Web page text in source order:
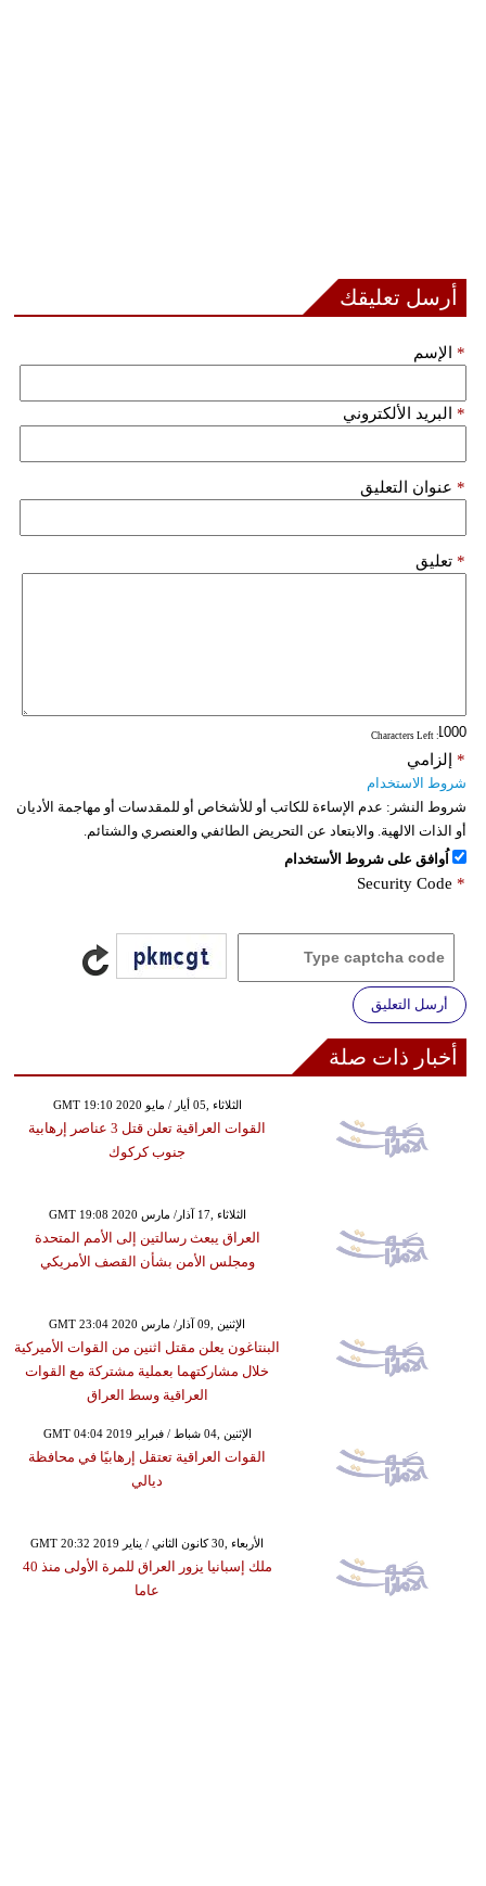
أرسل تعليقك
الإسم *
البريد الألكتروني *
عنوان التعليق *
تعليق *
: Characters Left
إلزامي *
شروط الاستخدام
شروط النشر: عدم الإساءة للكاتب أو للأشخاص أو للمقدسات أو مهاجمة الأديان
أو الذات الالهية. والابتعاد عن التحريض الطائفي والعنصري والشتائم.
اُوافق على شروط الأستخدام
Security Code *
أرسل التعليق
أخبار ذات صلة
GMT 19:10 2020 الثلاثاء ,05 أيار / مايو
القوات العراقية تعلن قتل 3 عناصر إرهابية
جنوب كركوك
GMT 19:08 2020 الثلاثاء ,17 آذار/ مارس
العراق يبعث رسالتين إلى الأمم المتحدة
ومجلس الأمن بشأن القصف الأمريكي
GMT 23:04 2020 الإثنين ,09 آذار/ مارس
البنتاغون يعلن مقتل اثنين من القوات الأميركية
خلال مشاركتهما بعملية مشتركة مع القوات
العراقية وسط العراق
GMT 04:04 2019 الإثنين ,04 شباط / فبراير
القوات العراقية تعتقل إرهابيًا في محافظة
ديالي
GMT 20:32 2019 الأربعاء ,30 كانون الثاني / يناير
ملك إسبانيا يزور العراق للمرة الأولى منذ 40
عاما